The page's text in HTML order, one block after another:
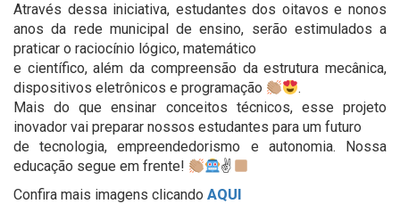
Através dessa iniciativa, estudantes dos oitavos e nonos
anos da rede municipal de ensino, serão estimulados a
praticar o raciocínio lógico, matemático
e científico, além da compreensão da estrutura mecânica,
dispositivos eletrônicos e programação
.
Mais do que ensinar conceitos técnicos, esse projeto
inovador vai preparar nossos estudantes para um futuro
de tecnologia, empreendedorismo e autonomia. Nossa
educação segue em frente!
✌
Confira mais imagens clicando AQUI